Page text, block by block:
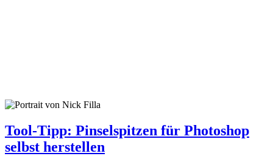
Tool-Tipp: Pinselspitzen für Photoshop
selbst herstellen